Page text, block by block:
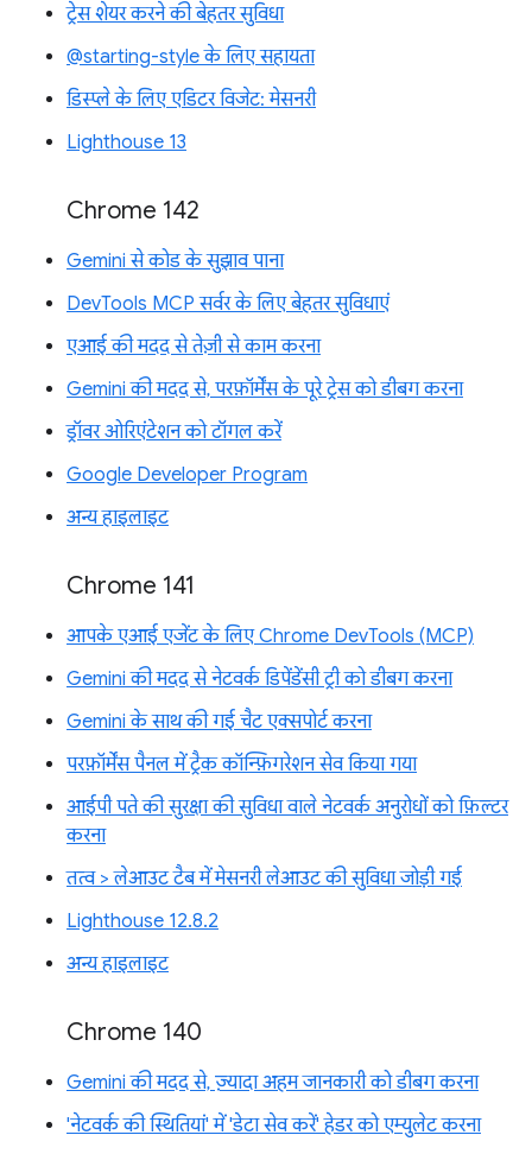
ट्रेस शेयर करने की बेहतर सुविधा
@starting-style के लिए सहायता
डिस्प्ले के लिए एडिटर विजेट: मेसनरी
Lighthouse 13
Chrome 142
Gemini से कोड के सुझाव पाना
DevTools MCP सर्वर के लिए बेहतर सुविधाएं
एआई की मदद से तेज़ी से काम करना
Gemini की मदद से, परफ़ॉर्मेंस के पूरे ट्रेस को डीबग करना
ड्रॉवर ओरिएंटेशन को टॉगल करें
Google Developer Program
अन्य हाइलाइट
Chrome 141
आपके एआई एजेंट के लिए Chrome DevTools (MCP)
Gemini की मदद से नेटवर्क डिपेंडेंसी ट्री को डीबग करना
Gemini के साथ की गई चैट एक्सपोर्ट करना
परफ़ॉर्मेंस पैनल में ट्रैक कॉन्फ़िगरेशन सेव किया गया
आईपी पते की सुरक्षा की सुविधा वाले नेटवर्क अनुरोधों को फ़िल्टर
करना
तत्व > लेआउट टैब में मेसनरी लेआउट की सुविधा जोड़ी गई
Lighthouse 12.8.2
अन्य हाइलाइट
Chrome 140
Gemini की मदद से, ज़्यादा अहम जानकारी को डीबग करना
'नेटवर्क की स्थितियां' में 'डेटा सेव करें' हेडर को एम्युलेट करना